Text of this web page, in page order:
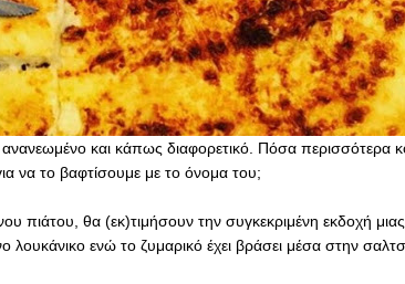
και κάπως διαφορετικό. Πόσα περισσότερα
να το βαφτίσουμε με το όνομα του;
πιάτου, θα (εκ)τιμήσουν την συγκεκριμένη εκδοχή
λουκάνικο ενώ το ζυμαρικό έχει βράσει μέσα στην